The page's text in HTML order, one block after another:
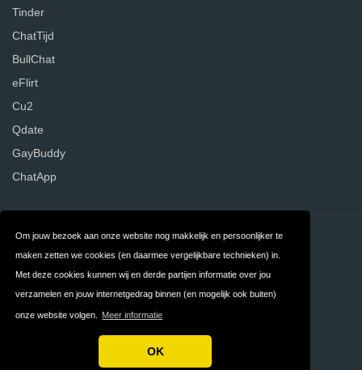
Om jouw bezoek aan onze website nog makkelijk en persoonlijker te
maken zetten we cookies (en daarmee vergelijkbare technieken) in.
Met deze cookies kunnen wij en derde partijen informatie over jou
verzamelen en jouw internetgedrag binnen (en mogelijk ook buiten)
onze website volgen. Meer informatie
OK
Tinder
ChatTijd
BullChat
eFlirt
Cu2
Qdate
GayBuddy
ChatApp
Contact Over ons
Voorwaarden
Copyright © 2026 DatingWebsites.nl